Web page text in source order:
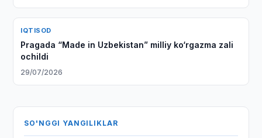
IQTISOD
Pragada “Made in Uzbekistan” milliy ko‘rgazma zali
ochildi
29/07/2026
SO'NGGI YANGILIKLAR